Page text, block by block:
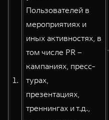
WEY 80
от 6 449 000 ₽
1.
Пользователей в
мероприятиях и
иных активностях, в
том числе PR –
кампаниях, пресс-
турах,
презентациях,
треннингах и т.д.,